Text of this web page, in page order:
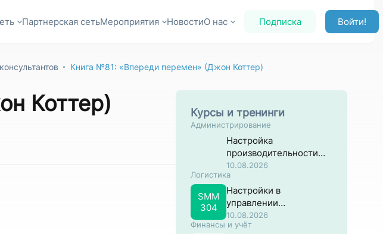
Партнерская сетьМероприятия НовостиО нас Подписка Войти!
Книга №81: «Впереди перемен» (Джон Коттер)
Коттер) Курсы и тренинги
Администрирование
Настройка
производительности
систем на основе SAP
NW ABAP
10.08.2026
Логистика
SMM
304
Настройки в
управлении
материальными
потоками в SAP
10.08.2026
Финансы и учёт